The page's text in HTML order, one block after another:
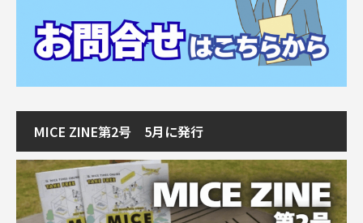
MICE ZINE第2号 5月に発行